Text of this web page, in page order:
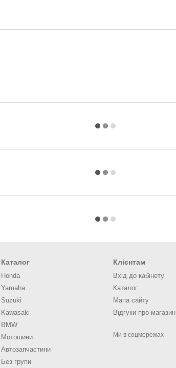
Каталог
Honda
Yamaha
Suzuki
Kawasaki
BMW
Мотошини
Автозапчастини
Без групи
Клієнтам
Вхід до кабінету
Каталог
Мапа сайту
Відгуки про магазин
Ми в соцмережах